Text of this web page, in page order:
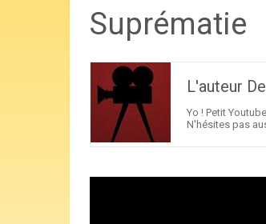
Suprématie
L'auteur
Yo ! Petit
N'hésites pas